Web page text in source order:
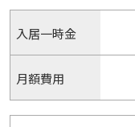
入居一時金
月額費用